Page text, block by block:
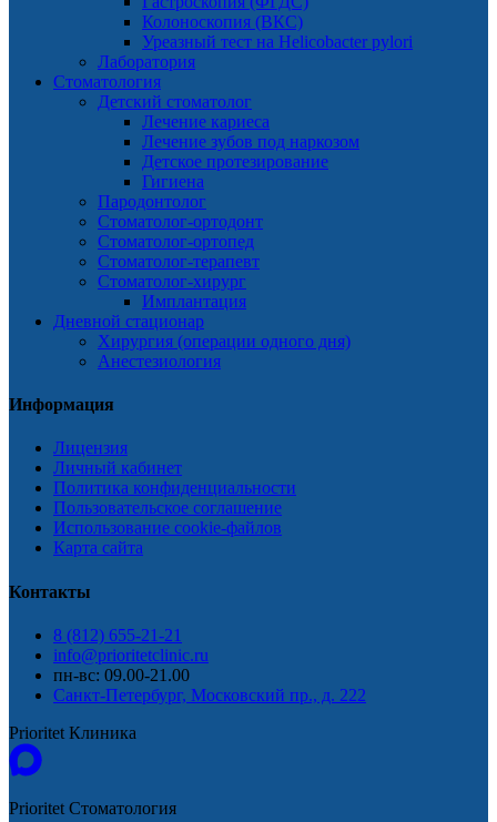
Колоноскопия (ВКС)
Уреазный тест на Helicobacter pylori
Лаборатория
Стоматология
Детский стоматолог
Лечение кариеса
Лечение зубов под наркозом
Детское протезирование
Гигиена
Пародонтолог
Стоматолог-ортодонт
Стоматолог-ортопед
Стоматолог-терапевт
Стоматолог-хирург
Имплантация
Дневной стационар
Хирургия (операции одного дня)
Анестезиология
Информация
Лицензия
Личный кабинет
Политика конфиденциальности
Пользовательское соглашение
Использование cookie-файлов
Карта сайта
Контакты
8 (812) 655-21-21
info@prioritetclinic.ru
пн-вс: 09.00-21.00
Санкт-Петербург, Московский пр., д. 222
Prioritet Клиника
Prioritet Стоматология